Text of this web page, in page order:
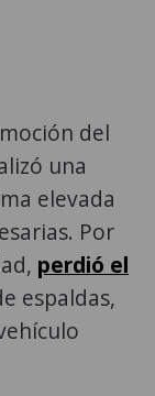
del
una
elevada
Por
perdió el
espaldas,